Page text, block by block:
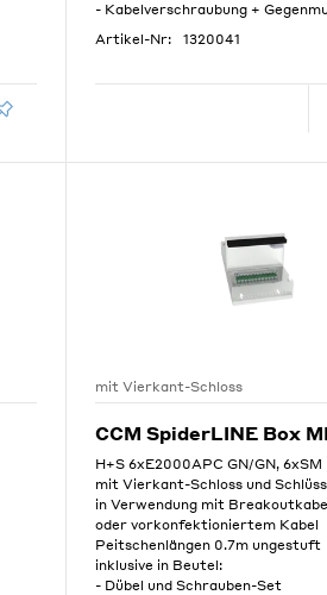
- Kabelverschraubung +
Artikel-Nr:
1320041
mit Vierkant-Schloss
CCM SpiderLINE Box
H+S 6xE2000APC GN/GN, 6xSM
mit Vierkant-Schloss und
in Verwendung mit
oder vorkonfektioniertem Kabel
Peitschenlängen 0.7m ungestuft
inklusive in Beutel:
- Dübel und Schrauben-Set